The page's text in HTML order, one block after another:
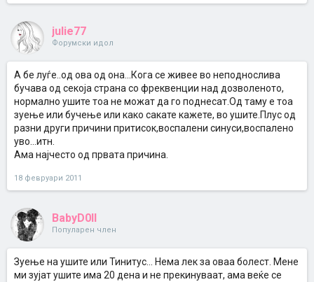
julie77
Форумски идол
А бе луѓе..од ова од она...Кога се живее во неподнослива
бучава од секоја страна со фреквенции над дозволеното,
нормално ушите тоа не можат да го поднесат.Од таму е тоа
зуење или бучење или како сакате кажете, во ушите.Плус од
разни други причини притисок,воспалени синуси,воспалено
уво...итн.
Ама најчесто од првата причина.
18 февруари 2011
BabyD0ll
Популарен член
Зуење на ушите или Тинитус... Нема лек за оваа болест. Мене
ми зујат ушите има 20 дена и не прекинуваат, ама веќе се